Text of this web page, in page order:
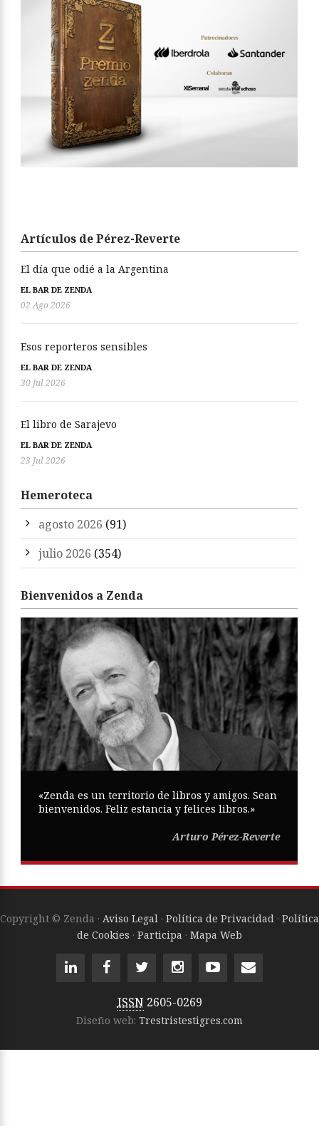
Artículos de Pérez-Reverte
El día que odié a la Argentina
EL BAR DE ZENDA
02 Ago 2026
Esos reporteros sensibles
EL BAR DE ZENDA
30 Jul 2026
El libro de Sarajevo
EL BAR DE ZENDA
23 Jul 2026
Hemeroteca
agosto 2026 (91)
julio 2026 (354)
Bienvenidos a Zenda
«Zenda es un territorio de libros y amigos. Sean
bienvenidos. Feliz estancia y felices libros.»
Arturo Pérez-Reverte
Copyright © Zenda · Aviso Legal · Política de Privacidad · Política
de Cookies · Participa · Mapa Web
ISSN 2605-0269
Diseño web: Trestristestigres.com